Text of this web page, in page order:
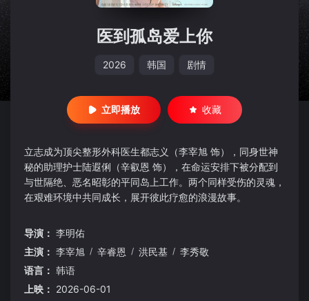
医到孤岛爱上你
2026 韩国 剧情
立即播放 收藏
立志成为顶尖整形外科医生都志义（李宰旭 饰），同身世神
秘的助理护士陆遐俐（辛叡恩 饰），在命运安排下被分配到
与世隔绝、恶名昭彰的平同岛上工作。两个同样受伤的灵魂，
在艰难环境中共同成长，展开彼此疗愈的浪漫故事。
导演： 李明佑
主演： 李宰旭 / 辛睿恩 / 洪民基 / 李秀敬
语言： 韩语
上映： 2026-06-01